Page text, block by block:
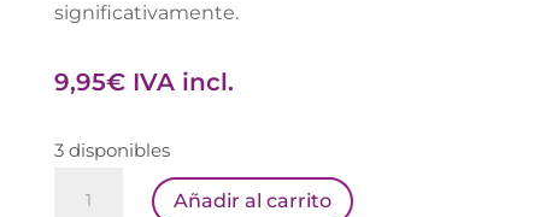
significativamente.
9,95€ IVA incl.
3 disponibles
Añadir al carrito